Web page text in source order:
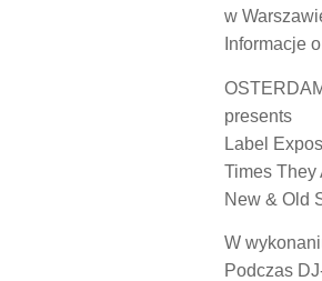
w
Informacje
presents
Label
Times They
New & Old
W
Podczas